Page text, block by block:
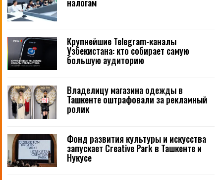
Крупнейшие Telegram-каналы
Узбекистана: кто собирает самую
большую аудиторию
Владелицу магазина одежды в
Ташкенте оштрафовали за рекламный
ролик
Фонд развития культуры и искусства
запускает Creative Park в Ташкенте и
Нукусе